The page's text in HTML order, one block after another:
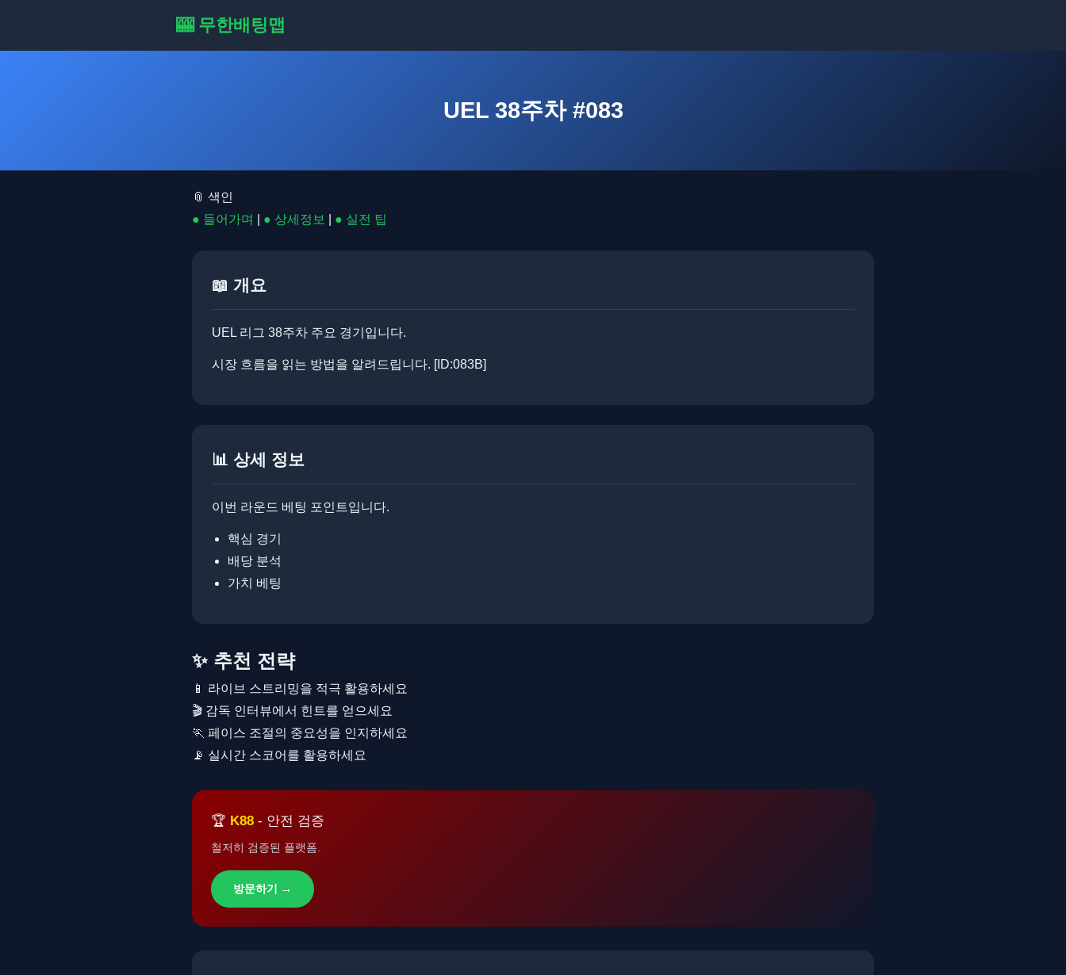
🎰 무한배팅맵
UEL 38주차 #083
📎 색인
● 들어가며
● 상세정보 ● 실전 팁
📖 개요
UEL 리그 38주차 주요 경기입니다.
시장 흐름을 읽는 방법을 알려드립니다. ​​[ID:083B]
📊 상세 정보
이번 라운드 베팅 포인트입니다.
핵심 경기
배당 분석
가치 베팅
✨ 추천 전략
📱 라이브 스트리밍을 적극 활용하세요
🎬 감독 인터뷰에서 힌트를 얻으세요
🏃 페이스 조절의 중요성을 인지하세요
📡 실시간 스코어를 활용하세요
🏆 K88 - 안전 검증
철저히 검증된 플랫폼.
방문하기 →